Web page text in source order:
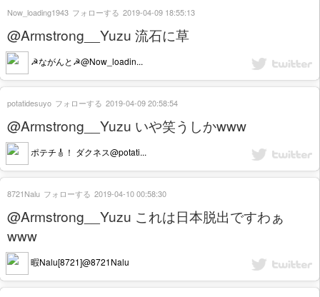
@Armstrong__Yuzu 流石に草
☭ながんと☭@Now_loadin...
Now_loading1943 フォローする 2019-04-09 18:55:13
@Armstrong__Yuzu いや笑うしかwww
ポテチ🎸！ ダクネス@potati...
potatidesuyo フォローする 2019-04-09 20:58:54
@Armstrong__Yuzu これは日本脱出ですわぁ
www
暇Nalu[8721]@8721Nalu
8721Nalu フォローする 2019-04-10 00:58:30